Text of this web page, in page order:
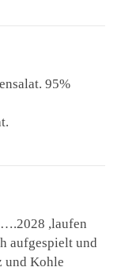
95%
….2028 ,laufen
aufgespielt und
und Kohle